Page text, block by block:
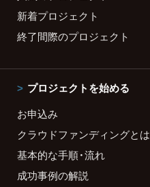
新着プロジェクト
終了間際のプロジェクト
プロジェクトを始める
お申込み
クラウドファンディングとは
基本的な手順・流れ
成功事例の解説